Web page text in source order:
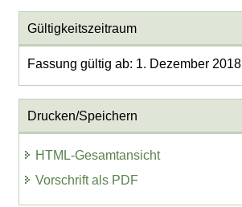
Gültigkeitszeitraum
Fassung gültig ab: 1. Dezember 2018
Drucken/Speichern
HTML-Gesamtansicht
Vorschrift als PDF